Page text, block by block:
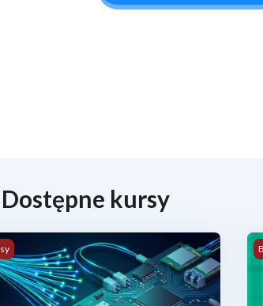
Dostępne kursy
samochodowych – szkolenie podstawowe
światłowodów w elektronice